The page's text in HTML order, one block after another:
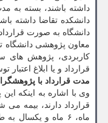
داشته باشند، بسته به
دانشكده تقاضا داشته
دانشگاه به صورت
معاون پژوهشی دانشگاه
كاربردی، پژوهش های
قرارداد و یا ابلاغ
مدت قرارداد با
وی با اشاره به اینكه
ماه، ۶ ماه و